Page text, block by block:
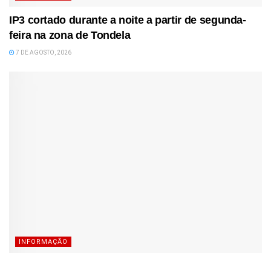
IP3 cortado durante a noite a partir de segunda-
feira na zona de Tondela
7 DE AGOSTO, 2026
INFORMAÇÃO